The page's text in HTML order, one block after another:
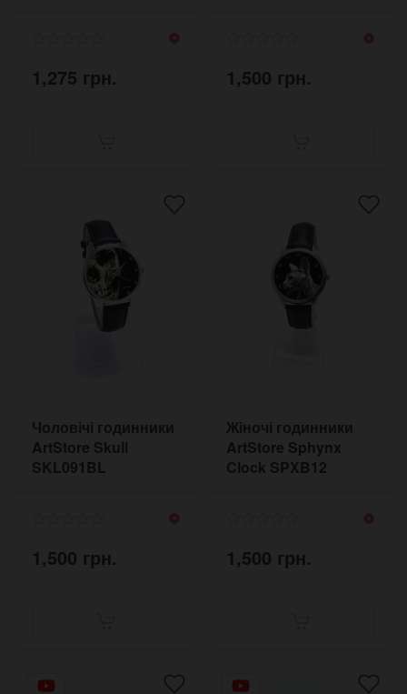
1,275 грн. 1,500 грн.
Чоловічі годинники
ArtStore Skull
SKL091BL
1,500 грн.
Жіночі годинники
ArtStore Sphynx
Clock SPXB12
1,500 грн.